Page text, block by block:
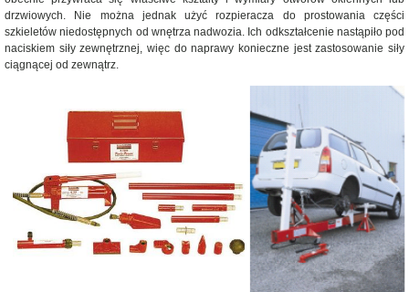
drzwiowych. Nie można jednak użyć rozpieracza do prostowania części
szkieletów niedostępnych od wnętrza nadwozia. Ich odkształcenie nastąpiło pod
naciskiem siły zewnętrznej, więc do naprawy konieczne jest zastosowanie siły
ciągnącej od zewnątrz.